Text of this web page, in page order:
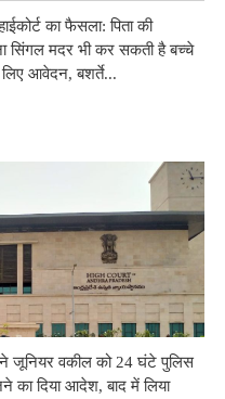
का फैसला: पिता की
सिंगल मदर भी कर सकती है बच्चे
लिए आवेदन, बशर्ते...
ने जूनियर वकील को 24 घंटे पुलिस
का दिया आदेश, बाद में लिया